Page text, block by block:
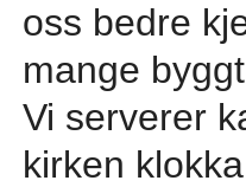
oss bedre
mange
Vi serverer
kirken